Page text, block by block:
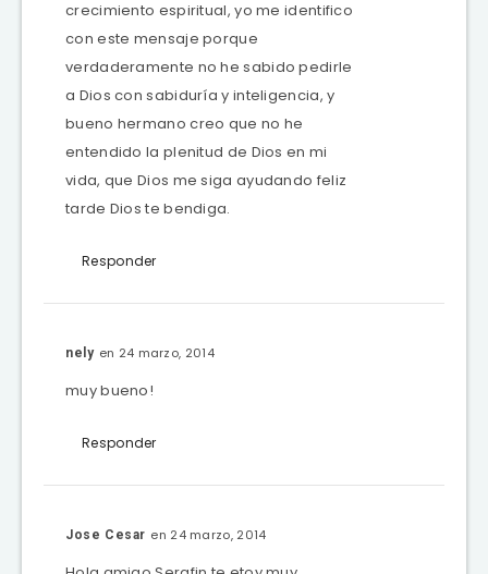
crecimiento espiritual, yo me identifico
con este mensaje porque
verdaderamente no he sabido pedirle
a Dios con sabiduría y inteligencia, y
bueno hermano creo que no he
entendido la plenitud de Dios en mi
vida, que Dios me siga ayudando feliz
tarde Dios te bendiga.
Responder
nely en 24 marzo, 2014
muy bueno!
Responder
Jose Cesar en 24 marzo, 2014